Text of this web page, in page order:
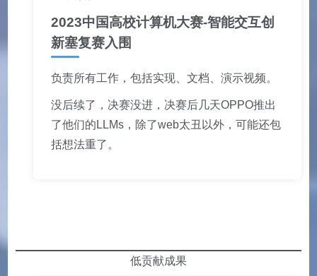
2023中国高校计算机大赛-智能交互创
新塞复赛入围
负责所有工作，包括实现、文档、演示视频。
没后续了，决赛没进，决赛后几天OPPO推出
了他们的LLMs，除了web太丑以外，可能还包
括想法重了。
低贡献成果